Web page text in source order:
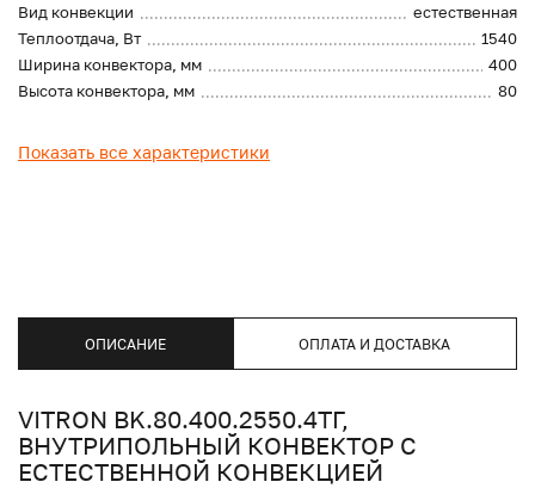
Вид конвекции
естественная
Теплоотдача, Вт
1540
Ширина конвектора, мм
400
Высота конвектора, мм
80
Показать все характеристики
ОПИСАНИЕ ОПЛАТА И ДОСТАВКА
VITRON BK.80.400.2550.4ТГ,
ВНУТРИПОЛЬНЫЙ КОНВЕКТОР С
ЕСТЕСТВЕННОЙ КОНВЕКЦИЕЙ